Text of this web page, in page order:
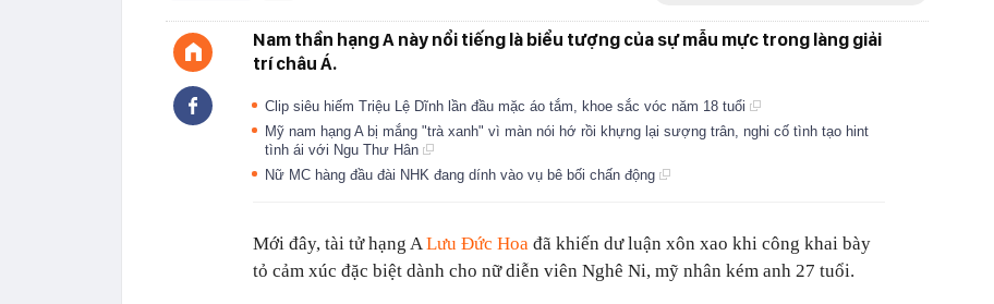
Nam thần hạng A này nổi tiếng là biểu tượng của sự mẫu mực trong làng giải
trí châu Á.
Clip siêu hiếm Triệu Lệ Dĩnh lần đầu mặc áo tắm, khoe sắc vóc năm 18 tuổi
Mỹ nam hạng A bị mắng "trà xanh" vì màn nói hớ rồi khựng lại sượng trân, nghi cố tình tạo hint
tình ái với Ngu Thư Hân
Nữ MC hàng đầu đài NHK đang dính vào vụ bê bối chấn động
Mới đây, tài tử hạng ALưu Đức Hoa đã khiến dư luận xôn xao khi công khai bày
tỏ cảm xúc đặc biệt dành cho nữ diễn viên Nghê Ni, mỹ nhân kém anh 27 tuổi.